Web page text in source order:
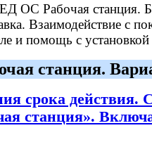
ОС Рабочая станция.
Взаимодействие с
и помощь с
станция.
срока действия.
станция».